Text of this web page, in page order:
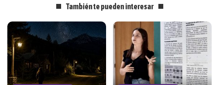
También te pueden interesar